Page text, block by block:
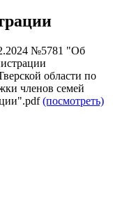
№5781 "Об
области по
членов семей
(посмотреть)